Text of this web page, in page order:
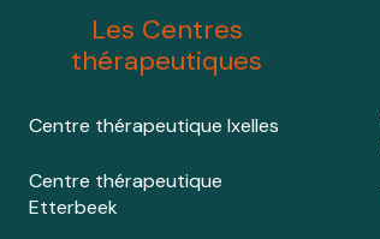
Les Centres
thérapeutiques
Centre thérapeutique Ixelles
Centre thérapeutique
Etterbeek